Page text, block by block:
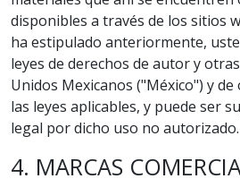
disponibles a través de los sitios
ha estipulado anteriormente,
leyes de derechos de autor y
Unidos Mexicanos ("México") y
las leyes aplicables, y puede ser
legal por dicho uso no autorizado.
4. MARCAS